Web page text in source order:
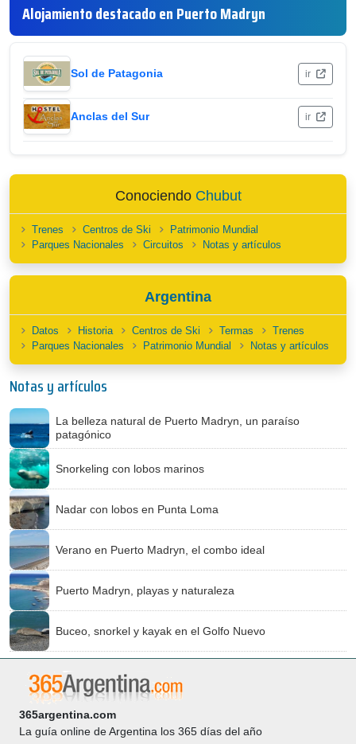
Alojamiento destacado en Puerto Madryn
Sol de Patagonia ir
Anclas del Sur ir
Conociendo Chubut
Trenes Centros de Ski
Patrimonio Mundial
Parques Nacionales
Circuitos Notas y artículos
Argentina
Datos Historia Centros de Ski Termas
Trenes
Parques Nacionales
Patrimonio Mundial Notas y artículos
Notas y artículos
La belleza natural de Puerto Madryn, un paraíso
patagónico
Snorkeling con lobos marinos
Nadar con lobos en Punta Loma
Verano en Puerto Madryn, el combo ideal
Puerto Madryn, playas y naturaleza
Buceo, snorkel y kayak en el Golfo Nuevo
365argentina.com
La guía online de Argentina los 365 días del año